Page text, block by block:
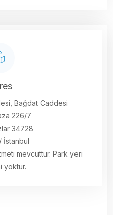
Bağdat Caddesi
226/7
34728
İstanbul
mevcuttur. Park yeri
yoktur.